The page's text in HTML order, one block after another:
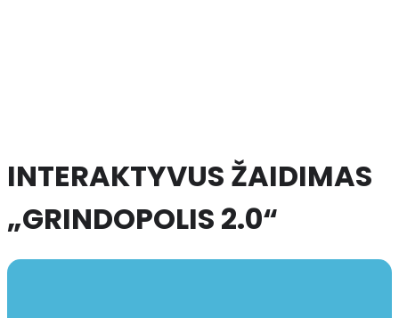
INTERAKTYVUS ŽAIDIMAS
„GRINDOPOLIS 2.0“